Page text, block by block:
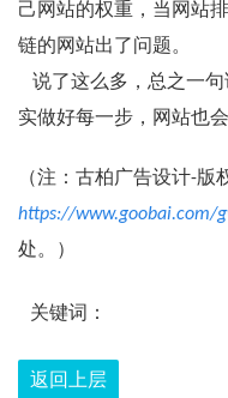
己网站的权重，当网站
链的网站出了问题。
说了这么多，总之一
实做好每一步，网站也
（注：古柏广告设计-版
https://www.goobai.com/
处。）
关键词：
返回上层